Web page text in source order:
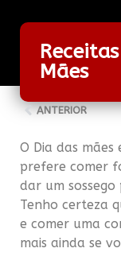
Mães
ANTERIOR
O Dia das
prefere comer
dar um
Tenho certeza
e comer uma
mais ainda se